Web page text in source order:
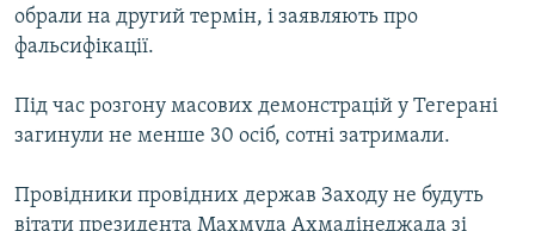
КРИМ РЕАЛІЇ
РУС
УКР
ДОЛУЧАЙСЯ!
обрали на другий термін, і заявляють про
фальсифікації.
Під час розгону масових демонстрацій у Тегерані
загинули не менше 30 осіб, сотні затримали.
Провідники провідних держав Заходу не будуть
вітати президента Махмуда Ахмадінеджада зі